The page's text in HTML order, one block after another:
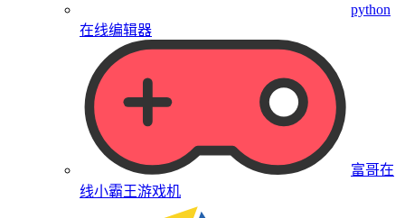
python
在线编辑器
富哥在
线小霸王游戏机